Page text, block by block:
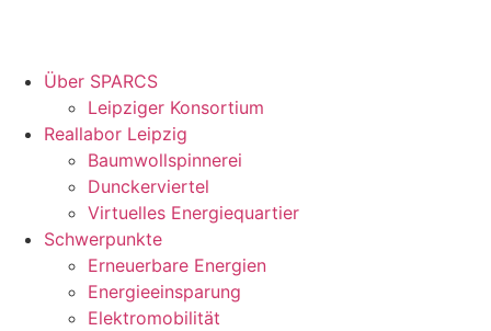
Über SPARCS
Leipziger Konsortium
Reallabor Leipzig
Baumwollspinnerei
Dunckerviertel
Virtuelles Energiequartier
Schwerpunkte
Erneuerbare Energien
Energieeinsparung
Elektromobilität